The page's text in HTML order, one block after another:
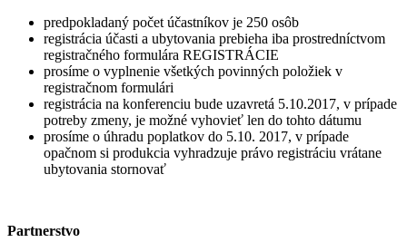
predpokladaný počet účastníkov je 250 osôb
registrácia účasti a ubytovania prebieha iba prostredníctvom
registračného formulára REGISTRÁCIE
prosíme o vyplnenie všetkých povinných položiek v
registračnom formulári
registrácia na konferenciu bude uzavretá 5.10.2017, v prípade
potreby zmeny, je možné vyhovieť len do tohto dátumu
prosíme o úhradu poplatkov do 5.10. 2017, v prípade
opačnom si produkcia vyhradzuje právo registráciu vrátane
ubytovania stornovať
Partnerstvo